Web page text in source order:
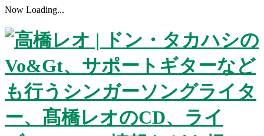
Now Loading...